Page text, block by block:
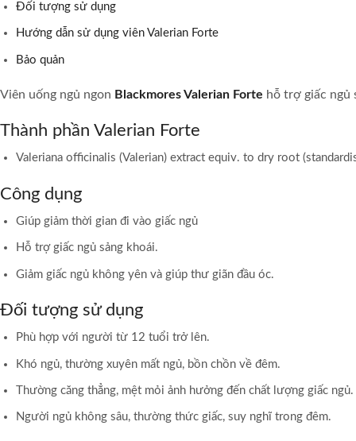
Đối tượng sử dụng
Hướng dẫn sử dụng viên Valerian Forte
Bảo quản
Viên uống ngủ ngon Blackmores Valerian Forte hỗ trợ giấc ngủ
Thành phần Valerian Forte
Valeriana officinalis (Valerian) extract equiv. to dry root
Công dụng
Giúp giảm thời gian đi vào giấc ngủ
Hỗ trợ giấc ngủ sảng khoái.
Giảm giấc ngủ không yên và giúp thư giãn đầu óc.
Đối tượng sử dụng
Phù hợp với người từ 12 tuổi trở lên.
Khó ngủ, thường xuyên mất ngủ, bồn chồn về đêm.
Thường căng thẳng, mệt mỏi ảnh hưởng đến chất lượng giấc ngủ.
Người ngủ không sâu, thường thức giấc, suy nghĩ trong đêm.